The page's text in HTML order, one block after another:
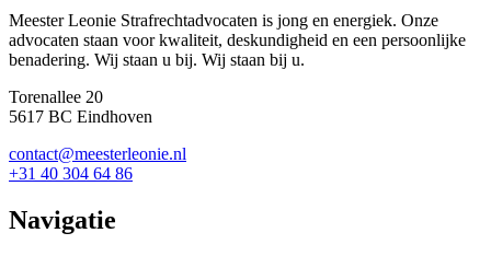
Meester Leonie Strafrechtadvocaten is jong en energiek. Onze
advocaten staan voor kwaliteit, deskundigheid en een persoonlijke
benadering. Wij staan u bij. Wij staan bij u.
Torenallee 20
5617 BC Eindhoven
contact@meesterleonie.nl
+31 40 304 64 86
Navigatie